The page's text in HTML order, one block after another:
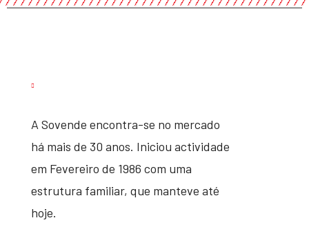
A Sovende encontra-se no mercado
há mais de 30 anos. Iniciou actividade
em Fevereiro de 1986 com uma
estrutura familiar, que manteve até
hoje.